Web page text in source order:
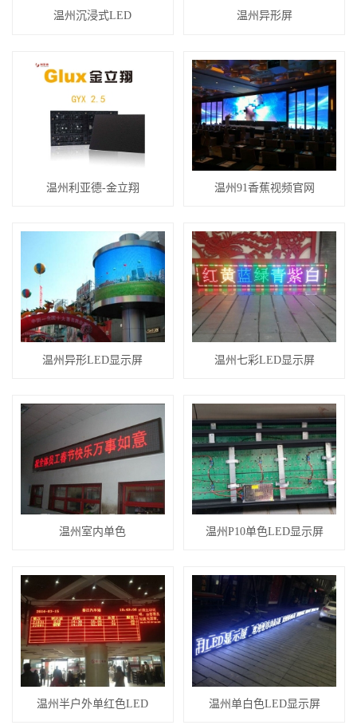
温州沉浸式LED 温州异形屏
温州利亚德-金立翔 温州91香蕉视频官网
温州异形LED显示屏 温州七彩LED显示屏
温州室内单色 温州P10单色LED显示屏
温州半户外单红色LED 温州单白色LED显示屏